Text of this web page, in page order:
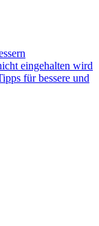
eingehalten wird
für bessere und